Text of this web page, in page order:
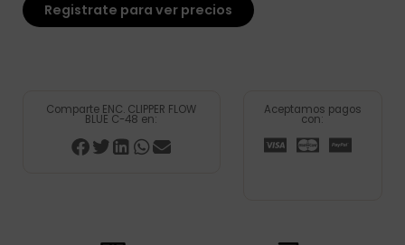
Registrate para ver precios
Comparte ENC. CLIPPER FLOW
BLUE C-48 en:
Aceptamos pagos
con: